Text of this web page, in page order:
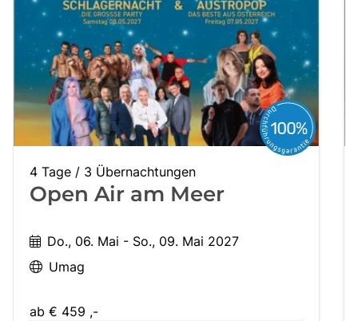
4 Tage / 3 Übernachtungen
Open Air am Meer
Do., 06. Mai - So., 09. Mai 2027
Umag
ab € 459 ,-